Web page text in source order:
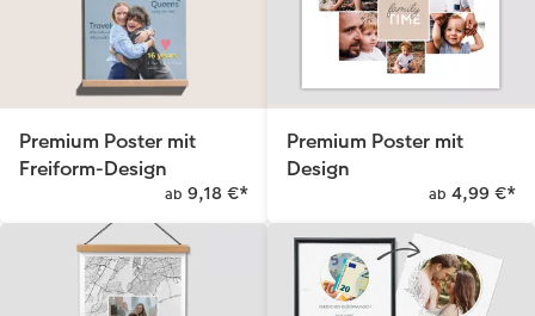
Premium Poster mit
Freiform-Design
ab 9,18 €*
Premium Poster mit
Design
ab 4,99 €*